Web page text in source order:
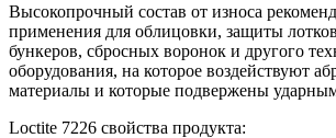
Высокопрочный состав от износа
применения для облицовки, защиты
бункеров, сбросных воронок и другого
оборудования, на которое воздействуют
материалы и которые подвержены
Loctite 7226 свойства продукта: